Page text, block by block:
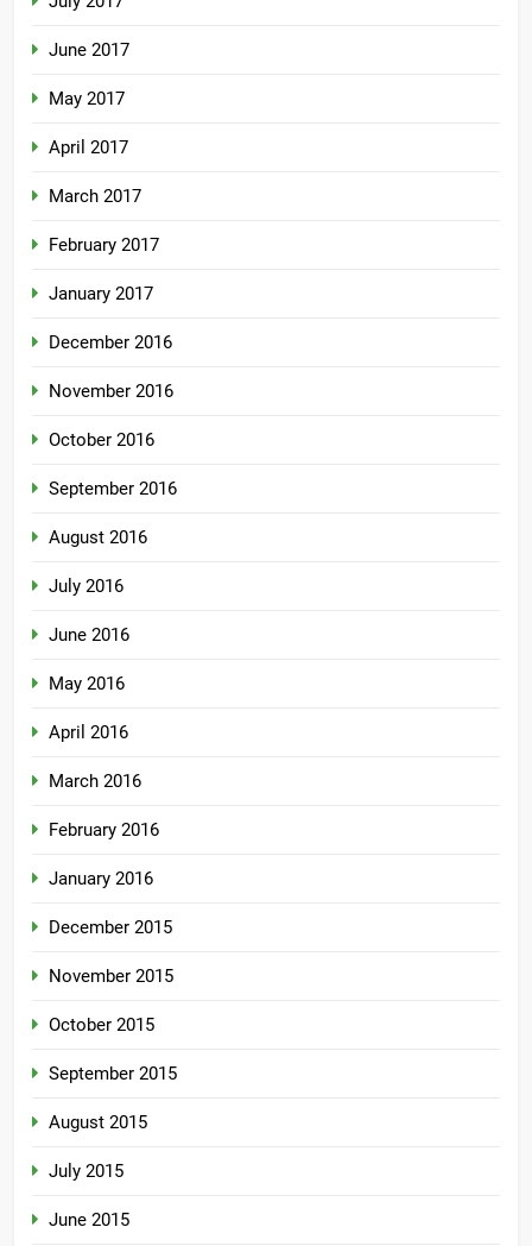
June 2017
May 2017
April 2017
March 2017
February 2017
January 2017
December 2016
November 2016
October 2016
September 2016
August 2016
July 2016
June 2016
May 2016
April 2016
March 2016
February 2016
January 2016
December 2015
November 2015
October 2015
September 2015
August 2015
July 2015
June 2015